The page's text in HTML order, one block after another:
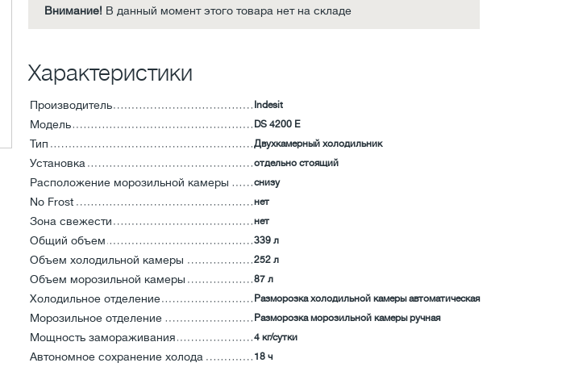
Внимание! В данный момент этого товара нет на складе
Характеристики
Производитель Indesit
Модель DS 4200 E
Тип Двухкамерный холодильник
Установка отдельно стоящий
Расположение морозильной камеры снизу
No Frost нет
Зона свежести нет
Общий объем 339 л
Объем холодильной камеры 252 л
Объем морозильной камеры 87 л
Холодильное отделение Разморозка холодильной камеры автоматическая
Морозильное отделение Разморозка морозильной камеры ручная
Мощность замораживания 4 кг/сутки
Автономное сохранение холода 18 ч